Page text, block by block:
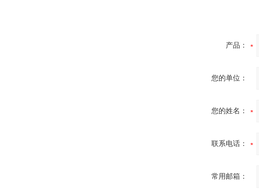
产品：
您的单位：
您的姓名：
联系电话：
常用邮箱：